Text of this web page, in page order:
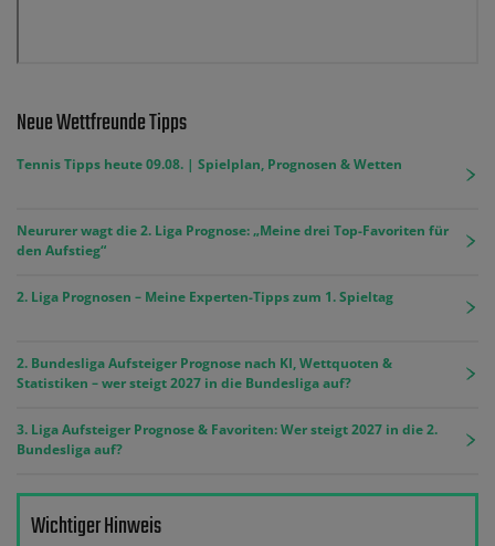
Neue Wettfreunde Tipps
Tennis Tipps heute 09.08. | Spielplan, Prognosen & Wetten
Neururer wagt die 2. Liga Prognose: „Meine drei Top-Favoriten für
den Aufstieg“
2. Liga Prognosen – Meine Experten-Tipps zum 1. Spieltag
2. Bundesliga Aufsteiger Prognose nach KI, Wettquoten &
Statistiken – wer steigt 2027 in die Bundesliga auf?
3. Liga Aufsteiger Prognose & Favoriten: Wer steigt 2027 in die 2.
Bundesliga auf?
Wichtiger Hinweis